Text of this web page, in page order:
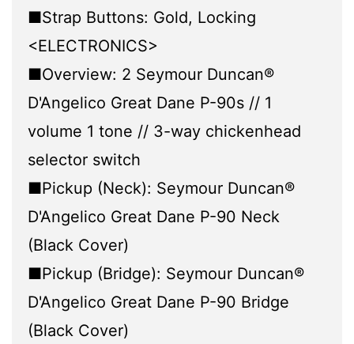
■Strap Buttons: Gold, Locking
<ELECTRONICS>
■Overview: 2 Seymour Duncan®
D'Angelico Great Dane P-90s // 1
volume 1 tone // 3-way chickenhead
selector switch
■Pickup (Neck): Seymour Duncan®
D'Angelico Great Dane P-90 Neck
(Black Cover)
■Pickup (Bridge): Seymour Duncan®
D'Angelico Great Dane P-90 Bridge
(Black Cover)